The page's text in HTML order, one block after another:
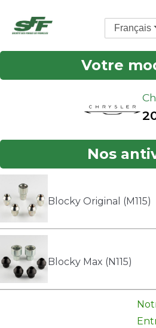
Votre
Nos
Blocky Original (M115)
Blocky Max (N115)
Français